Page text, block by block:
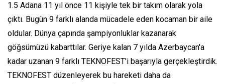
1.5 Adana 11 yıl önce 11 kişiyle tek bir takım olarak yola
çıktı. Bugün 9 farklı alanda mücadele eden kocaman bir aile
oldular. Dünya çapında şampiyonluklar kazanarak
göğsümüzü kabarttılar. Geriye kalan 7 yılda Azerbaycan'a
kadar uzanan 9 farklı TEKNOFEST'i başarıyla gerçekleştirdik.
TEKNOFEST düzenleyerek bu hareketi daha da